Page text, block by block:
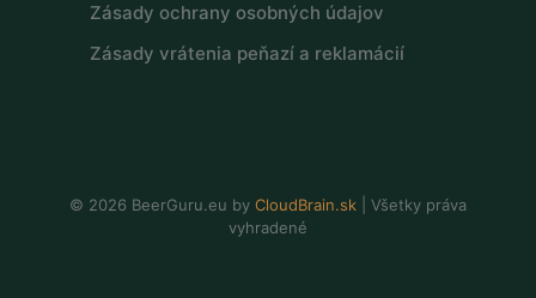
Zásady ochrany osobných údajov
Zásady vrátenia peňazí a reklamácií
© 2026 BeerGuru.eu by CloudBrain.sk | Všetky práva
vyhradené